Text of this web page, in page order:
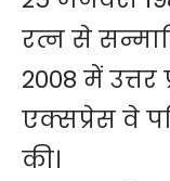
रत्न से
2008 में
एक्सप्रेस वे
की।